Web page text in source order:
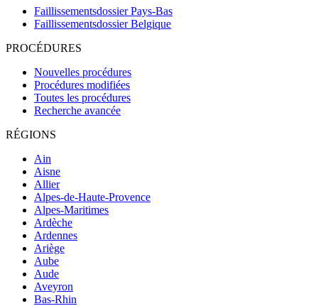
Faillissementsdossier Pays-Bas
Faillissementsdossier Belgique
PROCÉDURES
Nouvelles procédures
Procédures modifiées
Toutes les procédures
Recherche avancée
RÉGIONS
Ain
Aisne
Allier
Alpes-de-Haute-Provence
Alpes-Maritimes
Ardèche
Ardennes
Ariège
Aube
Aude
Aveyron
Bas-Rhin